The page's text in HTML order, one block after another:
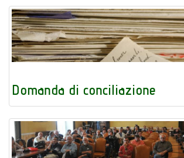
Domanda di conciliazione